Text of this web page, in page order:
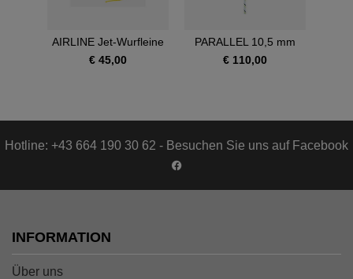
AIRLINE Jet-Wurfleine
€ 45,00
PARALLEL 10,5 mm
€ 110,00
Hotline: +43 664 190 30 62 - Besuchen Sie uns auf Facebook
INFORMATION
Über uns